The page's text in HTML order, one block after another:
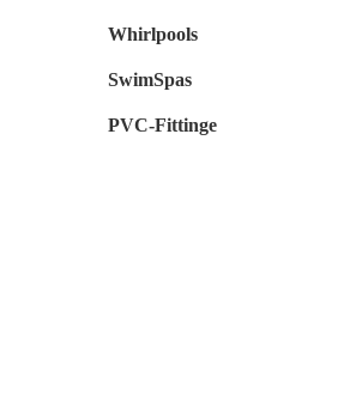
Whirlpools
SwimSpas
PVC-Fittinge